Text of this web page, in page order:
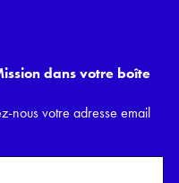
dans votre boîte
nous votre adresse email